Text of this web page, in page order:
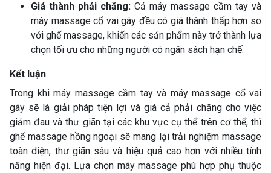
Giá thành phải chăng: Cả máy massage cầm tay và
máy massage cổ vai gáy đều có giá thành thấp hơn so
với ghế massage, khiến các sản phẩm này trở thành lựa
chọn tối ưu cho những người có ngân sách hạn chế.
Kết luận
Trong khi máy massage cầm tay và máy massage cổ vai
gáy sẽ là giải pháp tiện lợi và giá cả phải chăng cho việc
giảm đau và thư giãn tại các khu vực cụ thể trên cơ thể, thì
ghế massage hồng ngoại sẽ mang lại trải nghiệm massage
toàn diện, thư giãn sâu và hiệu quả cao hơn với nhiều tính
năng hiện đại. Lựa chọn máy massage phù hợp phụ thuộc